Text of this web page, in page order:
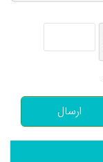
ارسال